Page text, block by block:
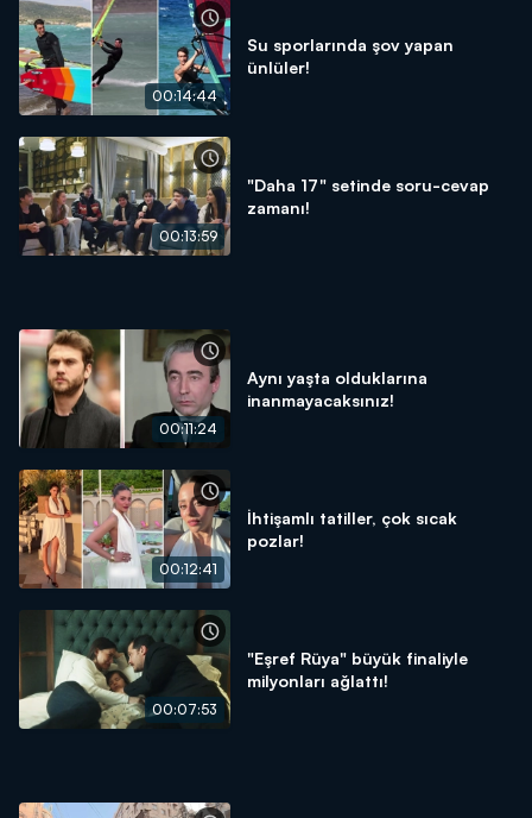
00:14:44
Su sporlarında şov yapan
ünlüler!
00:13:59
"Daha 17" setinde soru-cevap
zamanı!
00:11:24
Aynı yaşta olduklarına
inanmayacaksınız!
00:12:41
İhtişamlı tatiller, çok sıcak
pozlar!
00:07:53
"Eşref Rüya" büyük finaliyle
milyonları ağlattı!